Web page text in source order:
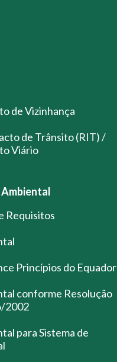
de Vizinhança
de Trânsito (RIT) /
Viário
Requisitos
Princípios do Equador
conforme Resolução
2002
para Sistema de